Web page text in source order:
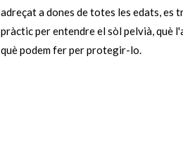
adreçat a dones de totes les edats, es
pràctic per entendre el sòl pelvià, què
què podem fer per protegir-lo.